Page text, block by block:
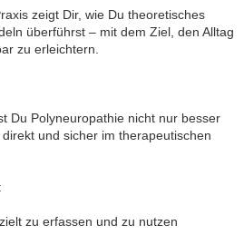
zeigt Dir, wie Du theoretisches
überführst – mit dem Ziel, den Alltag
zu erleichtern.
Du Polyneuropathie nicht nur besser
und sicher im therapeutischen
zu erfassen und zu nutzen